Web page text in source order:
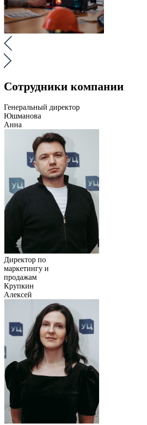
Сотрудники компании
Генеральный директор
Юшманова
Анна
Директор по
маркетингу и
продажам
Крупкин
Алексей